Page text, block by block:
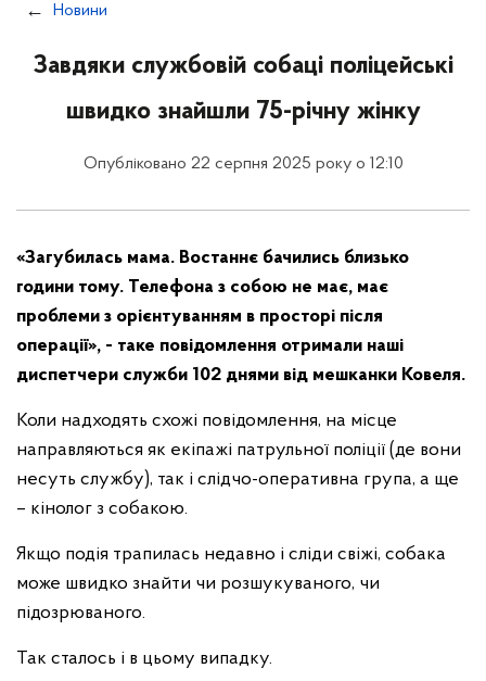
Новини
Завдяки службовій собаці поліцейські
швидко знайшли 75-річну жінку
Опубліковано 22 серпня 2025 року о 12:10
«Загубилась мама. Востаннє бачились близько
години тому. Телефона з собою не має, має
проблеми з орієнтуванням в просторі після
операції», - таке повідомлення отримали наші
диспетчери служби 102 днями від мешканки Ковеля.
Коли надходять схожі повідомлення, на місце
направляються як екіпажі патрульної поліції (де вони
несуть службу), так і слідчо-оперативна група, а ще
– кінолог з собакою.
Якщо подія трапилась недавно і сліди свіжі, собака
може швидко знайти чи розшукуваного, чи
підозрюваного.
Так сталось і в цьому випадку.